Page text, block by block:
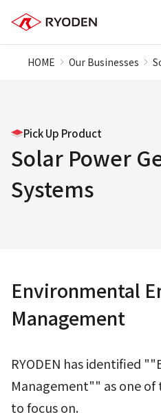
HOME Our Businesses
Pick Up Product
Solar Power
Systems
Environmental
Management
RYODEN has identified
Management"" as one
to focus on.